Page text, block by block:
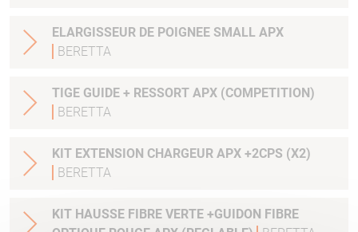
ELARGISSEUR DE POIGNEE SMALL APX
BERETTA
TIGE GUIDE + RESSORT APX (COMPETITION)
BERETTA
KIT EXTENSION CHARGEUR APX +2CPS (X2)
BERETTA
KIT HAUSSE FIBRE VERTE +GUIDON FIBRE